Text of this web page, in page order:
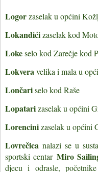
Logorzaselak u općini
Lokandićizaselak kod
Lokeselo kod Zarečje kod
Lokveravelika i mala u
Lončariselo kod Raše
Lopatarizaselak u općini
Lorencinizaselak u općini
Lovrečicanalazi se u
sportski centar Miro
djecu i odrasle,